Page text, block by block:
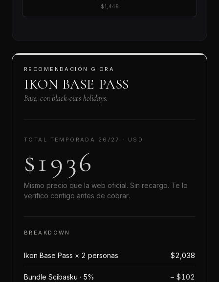
$1,449
RECOMENDACIÓN GIORA
IKON BASE PASS
Base, con black-outs holidays.
TOTAL TEMPORADA 26/27 · USD
$1936
Mismo precio que la web oficial. Sin recargo. Te lo
verifico contigo antes de cobrar.
BREAKDOWN
Ikon Base Pass × 2 personas $2,038
Bundle Scibasku · 5% − $102